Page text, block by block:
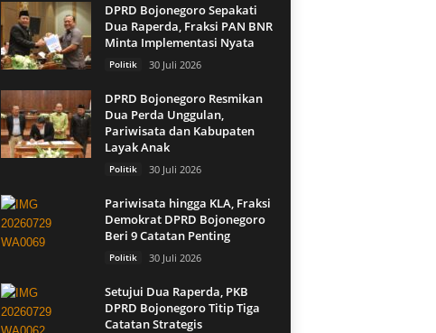
DPRD Bojonegoro Sepakati
Dua Raperda, Fraksi PAN BNR
Minta Implementasi Nyata
Politik 30 Juli 2026
DPRD Bojonegoro Resmikan
Dua Perda Unggulan,
Pariwisata dan Kabupaten
Layak Anak
Politik 30 Juli 2026
Pariwisata hingga KLA, Fraksi
Demokrat DPRD Bojonegoro
Beri 9 Catatan Penting
Politik 30 Juli 2026
Setujui Dua Raperda, PKB
DPRD Bojonegoro Titip Tiga
Catatan Strategis